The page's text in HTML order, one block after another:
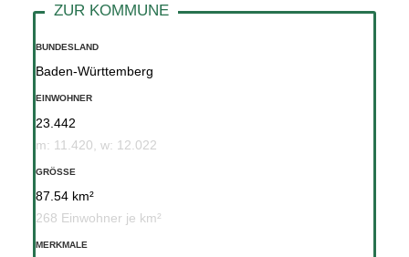
BUNDESLAND
Baden-Württemberg
EINWOHNER
23.442
m: 11.420, w: 12.022
GRÖSSE
87.54 km²
268 Einwohner je km²
MERKMALE